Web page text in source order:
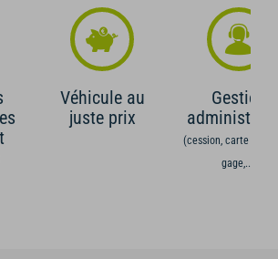
Véhicule au
juste prix
Gestion
(cession, carte grise,
gage,...)